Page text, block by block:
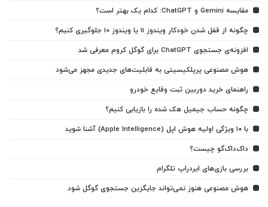
مقایسه Gemini و ChatGPT: کدام یک بهتر است؟
چگونه از قفل شدن خودکار ویندوز 11 یا ویندوز 10 جلوگیری کنیم؟
افزونه‌ی جستجوی ChatGPT برای گوگل کروم معرفی شد
هوش مصنوعی پرپلکیسیتی به قابلیت‌های جدیدی مجهز می‌شود
راهنمای خرید دوربین ثبت وقایع خودرو
چگونه حساب جیمیل هک شده را بازیابی کنیم؟
با ۱۰ ویژگی اولیه هوش اپل (Apple Intelligence) آشنا شوید
داک‌داک‌گو چیست؟
بررسی بازی‌های ایردراپ تلگرام
هوش مصنوعی هنوز نمی‌تواند جایگزین جستجوی گوگل شود